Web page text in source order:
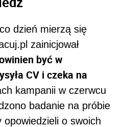
dzień mierzą się
zainicjował
być w
CV i czeka na
kampanii w czerwcu
badanie na próbie
o swoich